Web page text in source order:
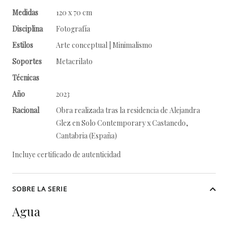
Medidas
120 x 70 cm
Disciplina
Fotografía
Estilos
Arte conceptual | Minimalismo
Soportes
Metacrilato
Técnicas
Año
2023
Racional
Obra realizada tras la residencia de Alejandra
Glez en Solo Contemporary x Castanedo,
Cantabria (España)
Incluye certificado de autenticidad
SOBRE LA SERIE
Agua